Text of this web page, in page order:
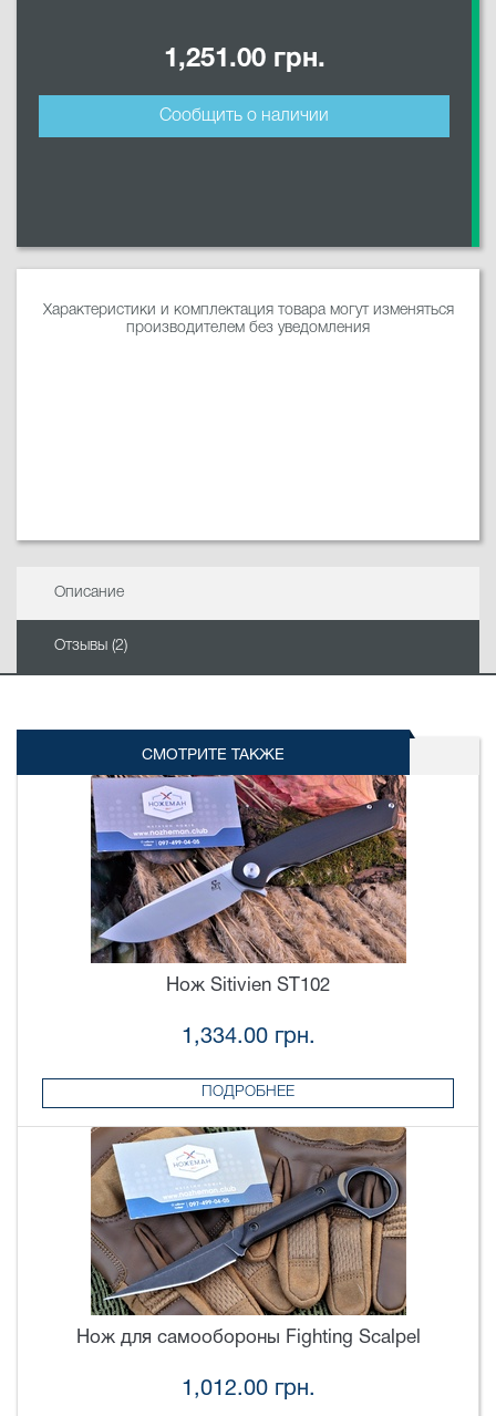
1,251.00 грн.
Сообщить о наличии
Характеристики и комплектация товара могут изменяться
производителем без уведомления
Описание
Отзывы (2)
СМОТРИТЕ ТАКЖЕ
Нож Sitivien ST102
1,334.00 грн.
ПОДРОБНЕЕ
Нож для самообороны Fighting Scalpel
1,012.00 грн.